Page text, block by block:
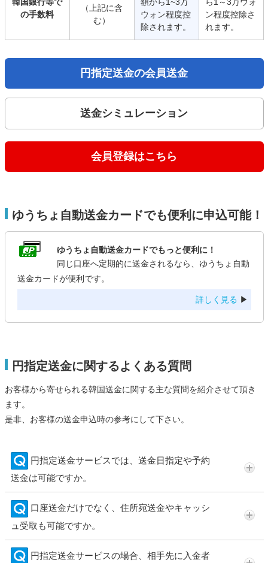
の手数料
（上記に含
む）
ウォン程度控
除されます。
ン程度控除さ
れます。
円指定送金の会員送金
送金シミュレーション
会員登録はこちら
ゆうちょ自動送金カードでも便利に申込可能！
ゆうちょ自動送金カードでもっと便利に！
同じ口座へ定期的に送金されるなら、ゆうちょ自動
送金カードが便利です。
詳しく見る ▶
円指定送金に関するよくある質問
お客様から寄せられる韓国送金に関する主な質問を紹介させて頂き
ます。
是非、お客様の送金申込時の参考にして下さい。
円指定送金サービスでは、送金日指定や予約
送金は可能ですか。
口座送金だけでなく、住所宛送金やキャッシ
ュ受取も可能ですか。
円指定送金サービスの場合、相手先に入金者